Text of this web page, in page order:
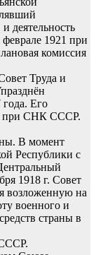
деятельность
1921 при
комиссия
Труда и
Его
при СНК СССР.
В момент
Республики с
1918 г. Совет
возложенную на
военного и
страны в